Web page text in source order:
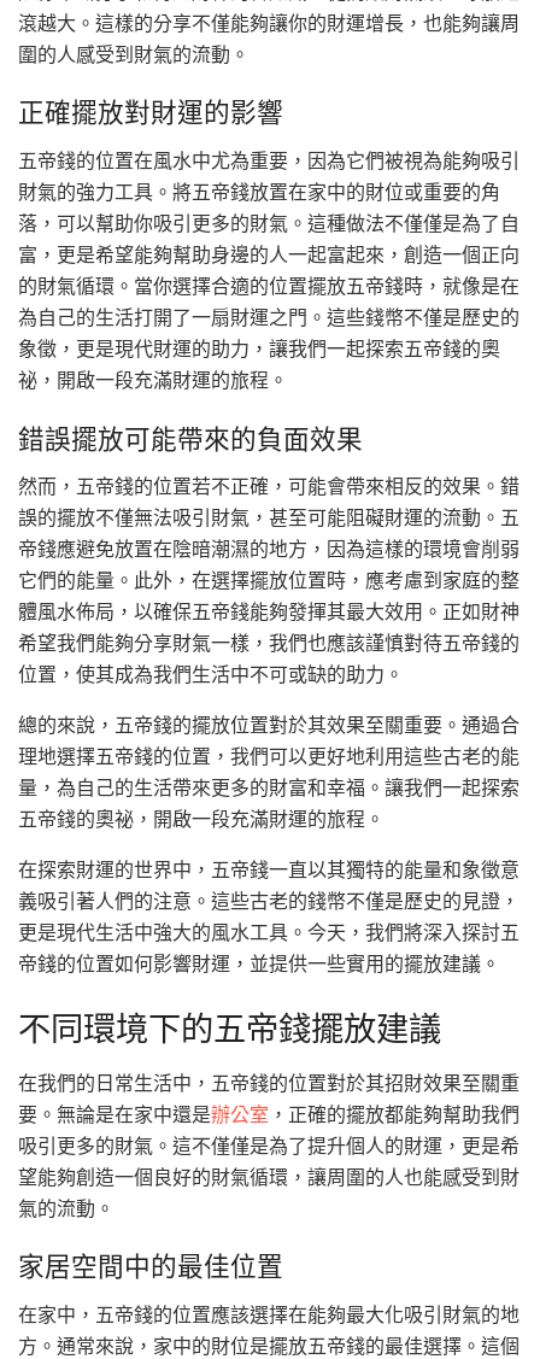
滾越大。這樣的分享不僅能夠讓你的財運增長，也能夠讓周
圍的人感受到財氣的流動。
正確擺放對財運的影響
五帝錢的位置在風水中尤為重要，因為它們被視為能夠吸引
財氣的強力工具。將五帝錢放置在家中的財位或重要的角
落，可以幫助你吸引更多的財氣。這種做法不僅僅是為了自
富，更是希望能夠幫助身邊的人一起富起來，創造一個正向
的財氣循環。當你選擇合適的位置擺放五帝錢時，就像是在
為自己的生活打開了一扇財運之門。這些錢幣不僅是歷史的
象徵，更是現代財運的助力，讓我們一起探索五帝錢的奧
祕，開啟一段充滿財運的旅程。
錯誤擺放可能帶來的負面效果
然而，五帝錢的位置若不正確，可能會帶來相反的效果。錯
誤的擺放不僅無法吸引財氣，甚至可能阻礙財運的流動。五
帝錢應避免放置在陰暗潮濕的地方，因為這樣的環境會削弱
它們的能量。此外，在選擇擺放位置時，應考慮到家庭的整
體風水佈局，以確保五帝錢能夠發揮其最大效用。正如財神
希望我們能夠分享財氣一樣，我們也應該謹慎對待五帝錢的
位置，使其成為我們生活中不可或缺的助力。
總的來說，五帝錢的擺放位置對於其效果至關重要。通過合
理地選擇五帝錢的位置，我們可以更好地利用這些古老的能
量，為自己的生活帶來更多的財富和幸福。讓我們一起探索
五帝錢的奧祕，開啟一段充滿財運的旅程。
在探索財運的世界中，五帝錢一直以其獨特的能量和象徵意
義吸引著人們的注意。這些古老的錢幣不僅是歷史的見證，
更是現代生活中強大的風水工具。今天，我們將深入探討五
帝錢的位置如何影響財運，並提供一些實用的擺放建議。
不同環境下的五帝錢擺放建議
在我們的日常生活中，五帝錢的位置對於其招財效果至關重
要。無論是在家中還是辦公室 ，正確的擺放都能夠幫助我們
吸引更多的財氣。這不僅僅是為了提升個人的財運，更是希
望能夠創造一個良好的財氣循環，讓周圍的人也能感受到財
氣的流動。
家居空間中的最佳位置
在家中，五帝錢的位置應該選擇在能夠最大化吸引財氣的地
方。通常來說，家中的財位是擺放五帝錢的最佳選擇。這個